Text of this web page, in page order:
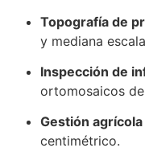
Topografía de
y mediana
Inspección de
ortomosaicos
Gestión
centimétrico.